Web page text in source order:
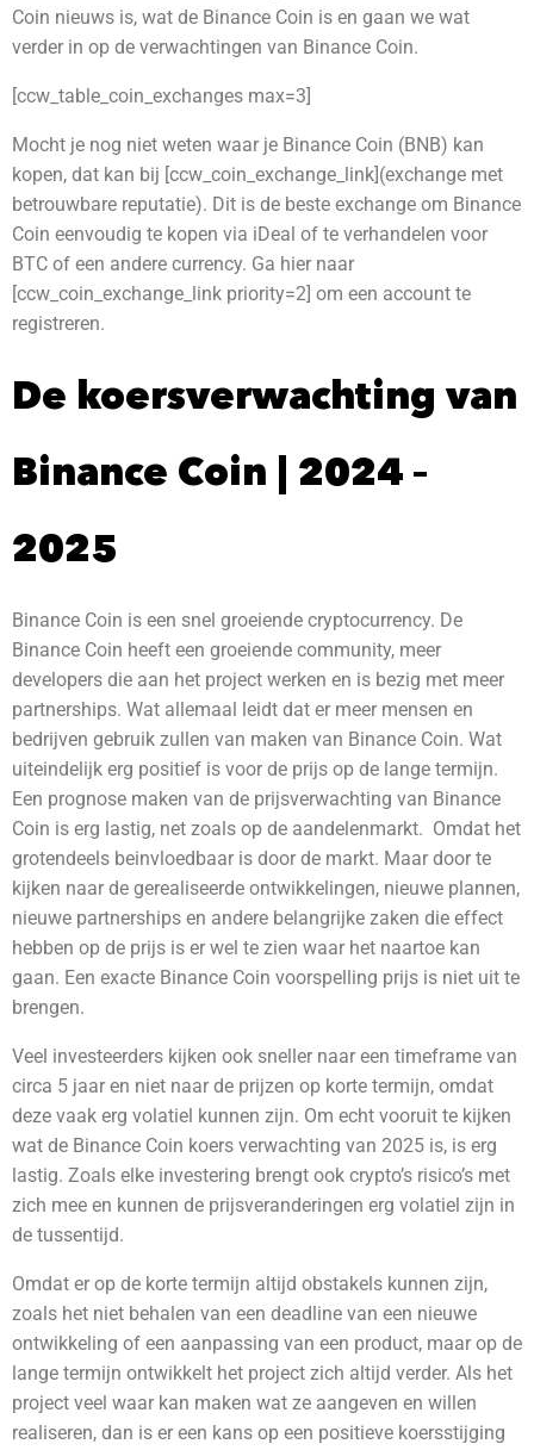
Coin nieuws is, wat de Binance Coin is en gaan we wat
verder in op de verwachtingen van Binance Coin.
[ccw_table_coin_exchanges max=3]
Mocht je nog niet weten waar je Binance Coin (BNB) kan
kopen, dat kan bij [ccw_coin_exchange_link](exchange met
betrouwbare reputatie). Dit is de beste exchange om Binance
Coin eenvoudig te kopen via iDeal of te verhandelen voor
BTC of een andere currency. Ga hier naar
[ccw_coin_exchange_link priority=2] om een account te
registreren.
De koersverwachting van
Binance Coin | 2024 –
2025
Binance Coin is een snel groeiende cryptocurrency. De
Binance Coin heeft een groeiende community, meer
developers die aan het project werken en is bezig met meer
partnerships. Wat allemaal leidt dat er meer mensen en
bedrijven gebruik zullen van maken van Binance Coin. Wat
uiteindelijk erg positief is voor de prijs op de lange termijn.
Een prognose maken van de prijsverwachting van Binance
Coin is erg lastig, net zoals op de aandelenmarkt. Omdat het
grotendeels beinvloedbaar is door de markt. Maar door te
kijken naar de gerealiseerde ontwikkelingen, nieuwe plannen,
nieuwe partnerships en andere belangrijke zaken die effect
hebben op de prijs is er wel te zien waar het naartoe kan
gaan. Een exacte Binance Coin voorspelling prijs is niet uit te
brengen.
Veel investeerders kijken ook sneller naar een timeframe van
circa 5 jaar en niet naar de prijzen op korte termijn, omdat
deze vaak erg volatiel kunnen zijn. Om echt vooruit te kijken
wat de Binance Coin koers verwachting van 2025 is, is erg
lastig. Zoals elke investering brengt ook crypto’s risico’s met
zich mee en kunnen de prijsveranderingen erg volatiel zijn in
de tussentijd.
Omdat er op de korte termijn altijd obstakels kunnen zijn,
zoals het niet behalen van een deadline van een nieuwe
ontwikkeling of een aanpassing van een product, maar op de
lange termijn ontwikkelt het project zich altijd verder. Als het
project veel waar kan maken wat ze aangeven en willen
realiseren, dan is er een kans op een positieve koersstijging